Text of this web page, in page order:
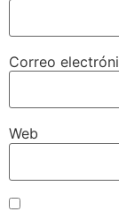
Correo
Web